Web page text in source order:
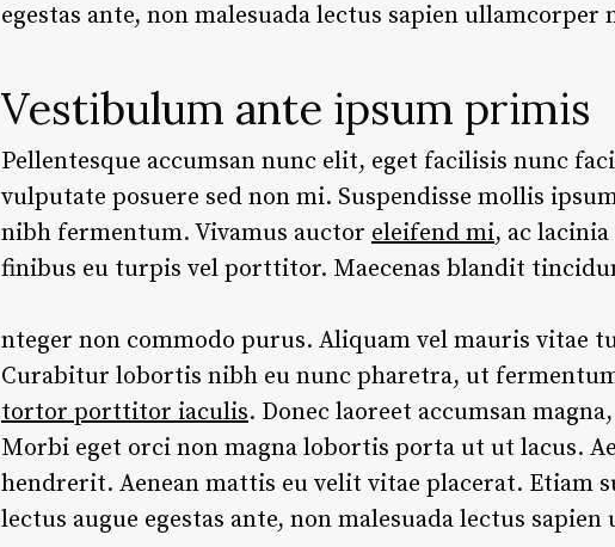
egestas ante, non malesuada lectus sapien ullamcorper
Vestibulum ante ipsum primis
Pellentesque accumsan nunc elit, eget facilisis nunc
vulputate posuere sed non mi. Suspendisse mollis
nibh fermentum. Vivamus auctor eleifend mi, ac
finibus eu turpis vel porttitor. Maecenas blandit
nteger non commodo purus. Aliquam vel mauris vitae
Curabitur lobortis nibh eu nunc pharetra, ut
tortor porttitor iaculis. Donec laoreet accumsan
Morbi eget orci non magna lobortis porta ut ut lacus.
hendrerit. Aenean mattis eu velit vitae placerat. Etiam
lectus augue egestas ante, non malesuada lectus